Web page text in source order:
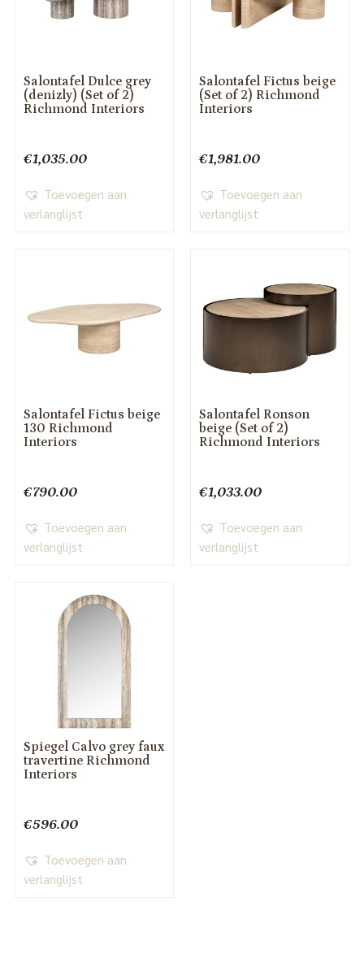
Salontafel Dulce grey
(denizly) (Set of 2)
Richmond Interiors
€1,035.00
Toevoegen aan
verlanglijst
Salontafel Fictus beige
(Set of 2) Richmond
Interiors
€1,981.00
Toevoegen aan
verlanglijst
Salontafel Fictus beige
130 Richmond
Interiors
€790.00
Toevoegen aan
verlanglijst
Salontafel Ronson
beige (Set of 2)
Richmond Interiors
€1,033.00
Toevoegen aan
verlanglijst
Spiegel Calvo grey faux
travertine Richmond
Interiors
€596.00
Toevoegen aan
verlanglijst